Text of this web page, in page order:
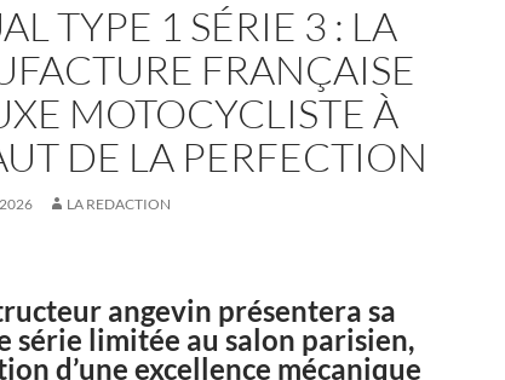
TYPE 1 SÉRIE 3 : LA
FRANÇAISE
MOTOCYCLISTE À
DE LA PERFECTION
LA REDACTION
angevin présentera sa
série limitée au salon parisien,
d’une excellence mécanique